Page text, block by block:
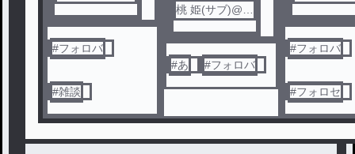
#フォロバ
#雑談
桃 姫(サブ)@フ
#あ #フォロバ
#フォロバ
#フォロセ